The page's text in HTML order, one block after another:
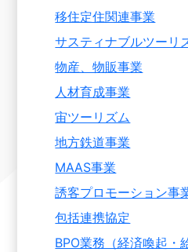
移住定住関連事業
サスティナブルツーリ
物産、物販事業
人材育成事業
宙ツーリズム
地方鉄道事業
MAAS事業
誘客プロモーション事
包括連携協定
BPO業務（経済喚起・